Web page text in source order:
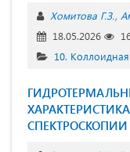
Хомитова Г.З.
18.05.2026
10.
СПЕКТРОСКОПИИ